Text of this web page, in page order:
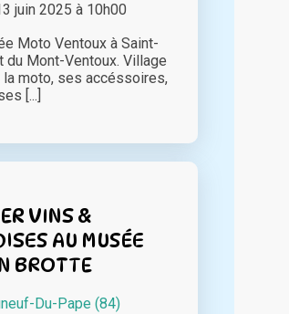
juin 2025 à 10h00
Moto Ventoux à Saint-
du Mont-Ventoux. Village
moto, ses accéssoires,
[...]
VINS &
AU MUSÉE
BROTTE
Du-Pape (84)